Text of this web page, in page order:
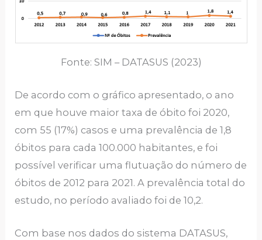
Fonte: SIM – DATASUS (2023)
De acordo com o gráfico apresentado, o ano
em que houve maior taxa de óbito foi 2020,
com 55 (17%) casos e uma prevalência de 1,8
óbitos para cada 100.000 habitantes, e foi
possível verificar uma flutuação do número de
óbitos de 2012 para 2021. A prevalência total do
estudo, no período avaliado foi de 10,2.
Com base nos dados do sistema DATASUS,